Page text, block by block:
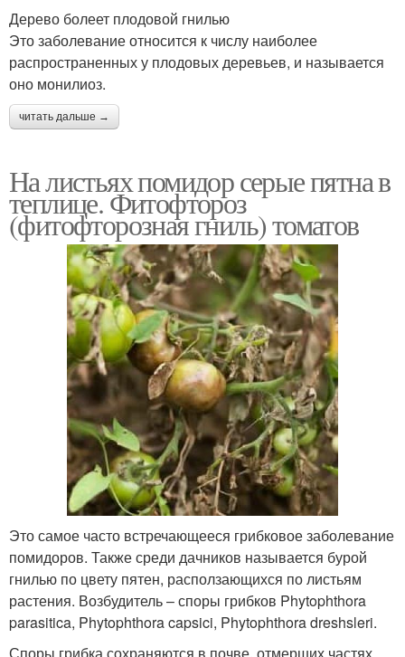
Дерево болеет плодовой гнилью
Это заболевание относится к числу наиболее
распространенных у плодовых деревьев, и называется
оно монилиоз.
читать дальше →
На листьях помидор серые пятна в
теплице. Фитофтороз
(фитофторозная гниль) томатов
Это самое часто встречающееся грибковое заболевание
помидоров. Также среди дачников называется бурой
гнилью по цвету пятен, расползающихся по листьям
растения. Возбудитель – споры грибков Phytophthora
parasitica, Phytophthora capsici, Phytophthora dreshsleri.